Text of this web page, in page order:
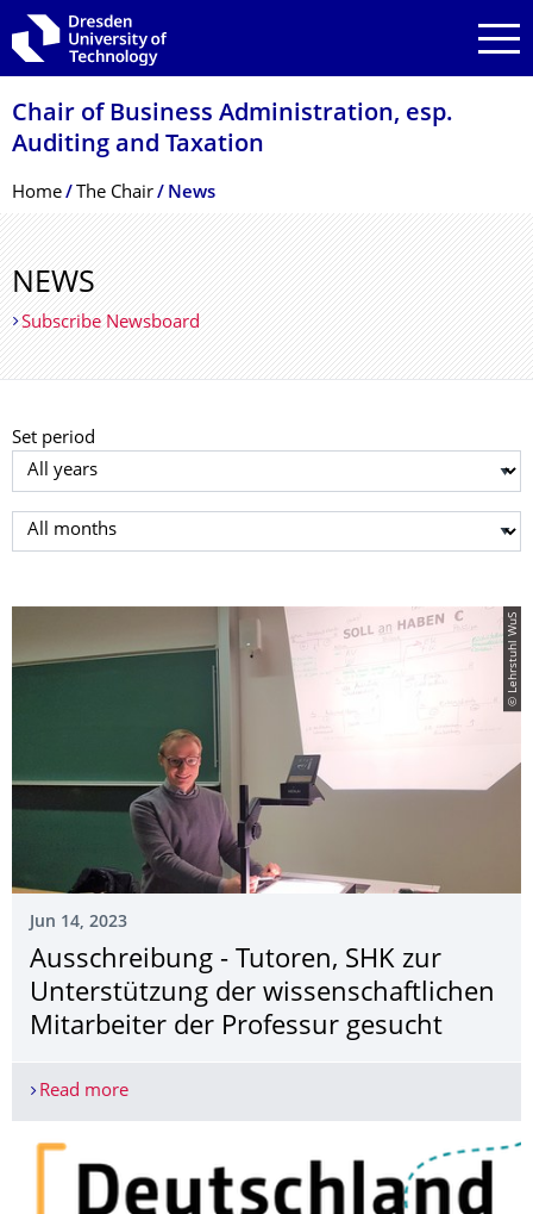
Skip to main navigation
Skip to search
Skip to content
Chair of Business Administration, esp.
Auditing and Taxation
Breadcrumb Menu
Home The Chair News
NEWS
Subscribe Newsboard
Set period
Select year
Select month
© Lehrstuhl WuS
Jun 14, 2023
Ausschreibung - Tutoren, SHK zur
Unterstützung der wissenschaftlichen
Mitarbeiter der Professur gesucht
Read moreAusschreibung - Tutoren, SHK zur